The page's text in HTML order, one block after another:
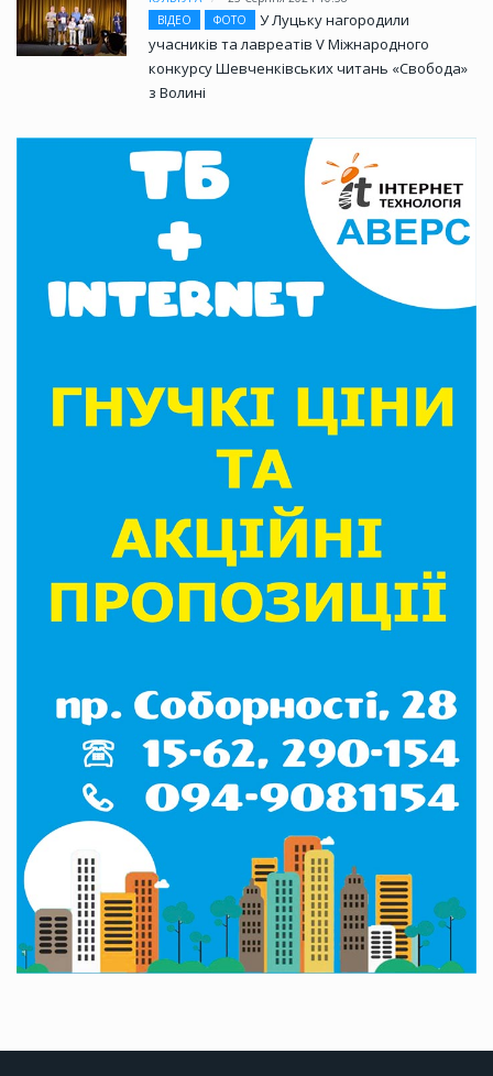
ВІДЕО
ФОТО
У Луцьку нагородили
учасників та лавреатів V Міжнародного
конкурсу Шевченківських читань «Свобода»
з Волині